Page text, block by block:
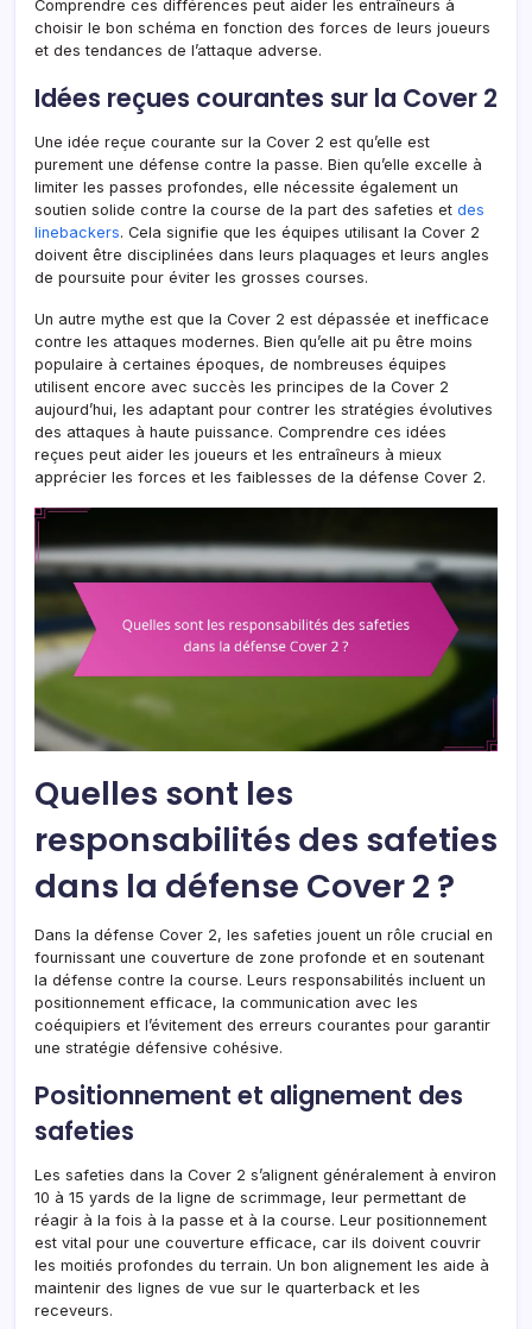
Comprendre ces différences peut aider les entraîneurs à
choisir le bon schéma en fonction des forces de leurs joueurs
et des tendances de l’attaque adverse.
Idées reçues courantes sur la Cover 2
Une idée reçue courante sur la Cover 2 est qu’elle est
purement une défense contre la passe. Bien qu’elle excelle à
limiter les passes profondes, elle nécessite également un
soutien solide contre la course de la part des safeties et des
linebackers. Cela signifie que les équipes utilisant la Cover 2
doivent être disciplinées dans leurs plaquages et leurs angles
de poursuite pour éviter les grosses courses.
Un autre mythe est que la Cover 2 est dépassée et inefficace
contre les attaques modernes. Bien qu’elle ait pu être moins
populaire à certaines époques, de nombreuses équipes
utilisent encore avec succès les principes de la Cover 2
aujourd’hui, les adaptant pour contrer les stratégies évolutives
des attaques à haute puissance. Comprendre ces idées
reçues peut aider les joueurs et les entraîneurs à mieux
apprécier les forces et les faiblesses de la défense Cover 2.
Quelles sont les
responsabilités des safeties
dans la défense Cover 2 ?
Dans la défense Cover 2, les safeties jouent un rôle crucial en
fournissant une couverture de zone profonde et en soutenant
la défense contre la course. Leurs responsabilités incluent un
positionnement efficace, la communication avec les
coéquipiers et l’évitement des erreurs courantes pour garantir
une stratégie défensive cohésive.
Positionnement et alignement des
safeties
Les safeties dans la Cover 2 s’alignent généralement à environ
10 à 15 yards de la ligne de scrimmage, leur permettant de
réagir à la fois à la passe et à la course. Leur positionnement
est vital pour une couverture efficace, car ils doivent couvrir
les moitiés profondes du terrain. Un bon alignement les aide à
maintenir des lignes de vue sur le quarterback et les
receveurs.